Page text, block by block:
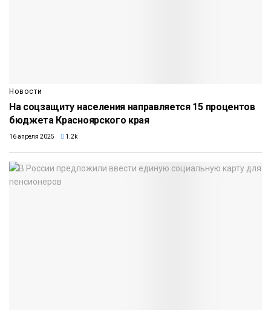
Новости
На соцзащиту населения направляется 15 процентов
бюджета Красноярского края
16 апреля 2025 1.2k